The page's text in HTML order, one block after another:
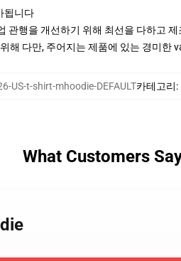
됩니다
관행을 개선하기 위해 최선을 다하고 제
해 다만, 주어지는 제품에 있는 경미한
US-t-shirt-mhoodie-DEFAULT카테고리:
What Customers